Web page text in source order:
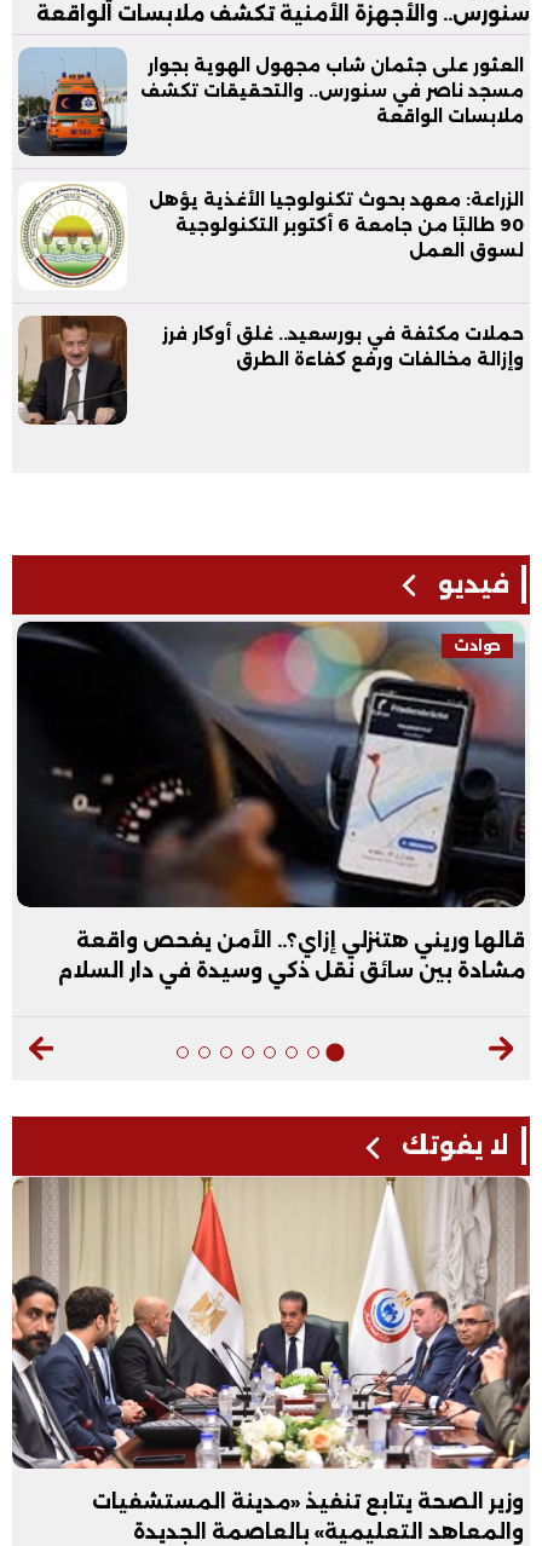
سنورس.. والأجهزة الأمنية تكشف ملابسات الواقعة
العثور على جثمان شاب مجهول الهوية بجوار
مسجد ناصر في سنورس.. والتحقيقات تكشف
ملابسات الواقعة
الزراعة: معهد بحوث تكنولوجيا الأغذية يؤهل
90 طالبًا من جامعة 6 أكتوبر التكنولوجية
لسوق العمل
حملات مكثفة في بورسعيد.. غلق أوكار فرز
وإزالة مخالفات ورفع كفاءة الطرق
فيديو
حوادث
قالها وريني هتنزلي إزاي؟.. الأمن يفحص واقعة
مشادة بين سائق نقل ذكي وسيدة في دار السلام
لا يفوتك
وزير الصحة يتابع تنفيذ «مدينة المستشفيات
والمعاهد التعليمية» بالعاصمة الجديدة